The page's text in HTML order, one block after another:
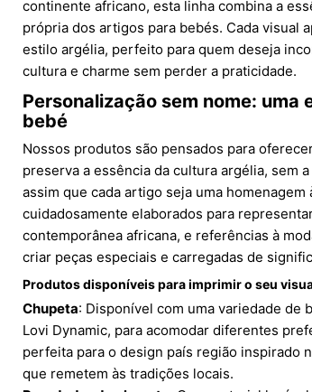
continente africano, esta linha combina a
própria dos artigos para bebés. Cada visual
estilo argélia, perfeito para quem deseja
cultura e charme sem perder a praticidade.
Personalização sem nome: uma
bebé
Nossos produtos são pensados para
preserva a essência da cultura argélia, sem
assim que cada artigo seja uma
cuidadosamente elaborados para
contemporânea africana, e referências à
criar peças especiais e carregadas de
Produtos disponíveis para imprimir o seu
Chupeta: Disponível com uma variedade de
Lovi Dynamic, para acomodar diferentes
perfeita para o design país região inspirado
que remetem às tradições locais.